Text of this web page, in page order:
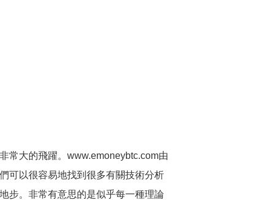
大的飛躍。www.emoneybtc.com由
可以很容易地找到很多有關技術分析
步。非常有意思的是似乎每一種理論